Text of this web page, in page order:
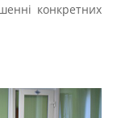
конкретних